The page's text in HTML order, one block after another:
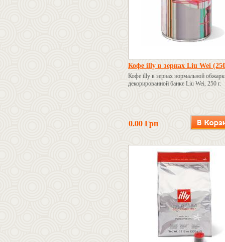
Кофе illy в зернах Liu Wei
Кофе illy в зернах нормальной
декорированной банке Liu Wei, 250 г.
0.00 Грн